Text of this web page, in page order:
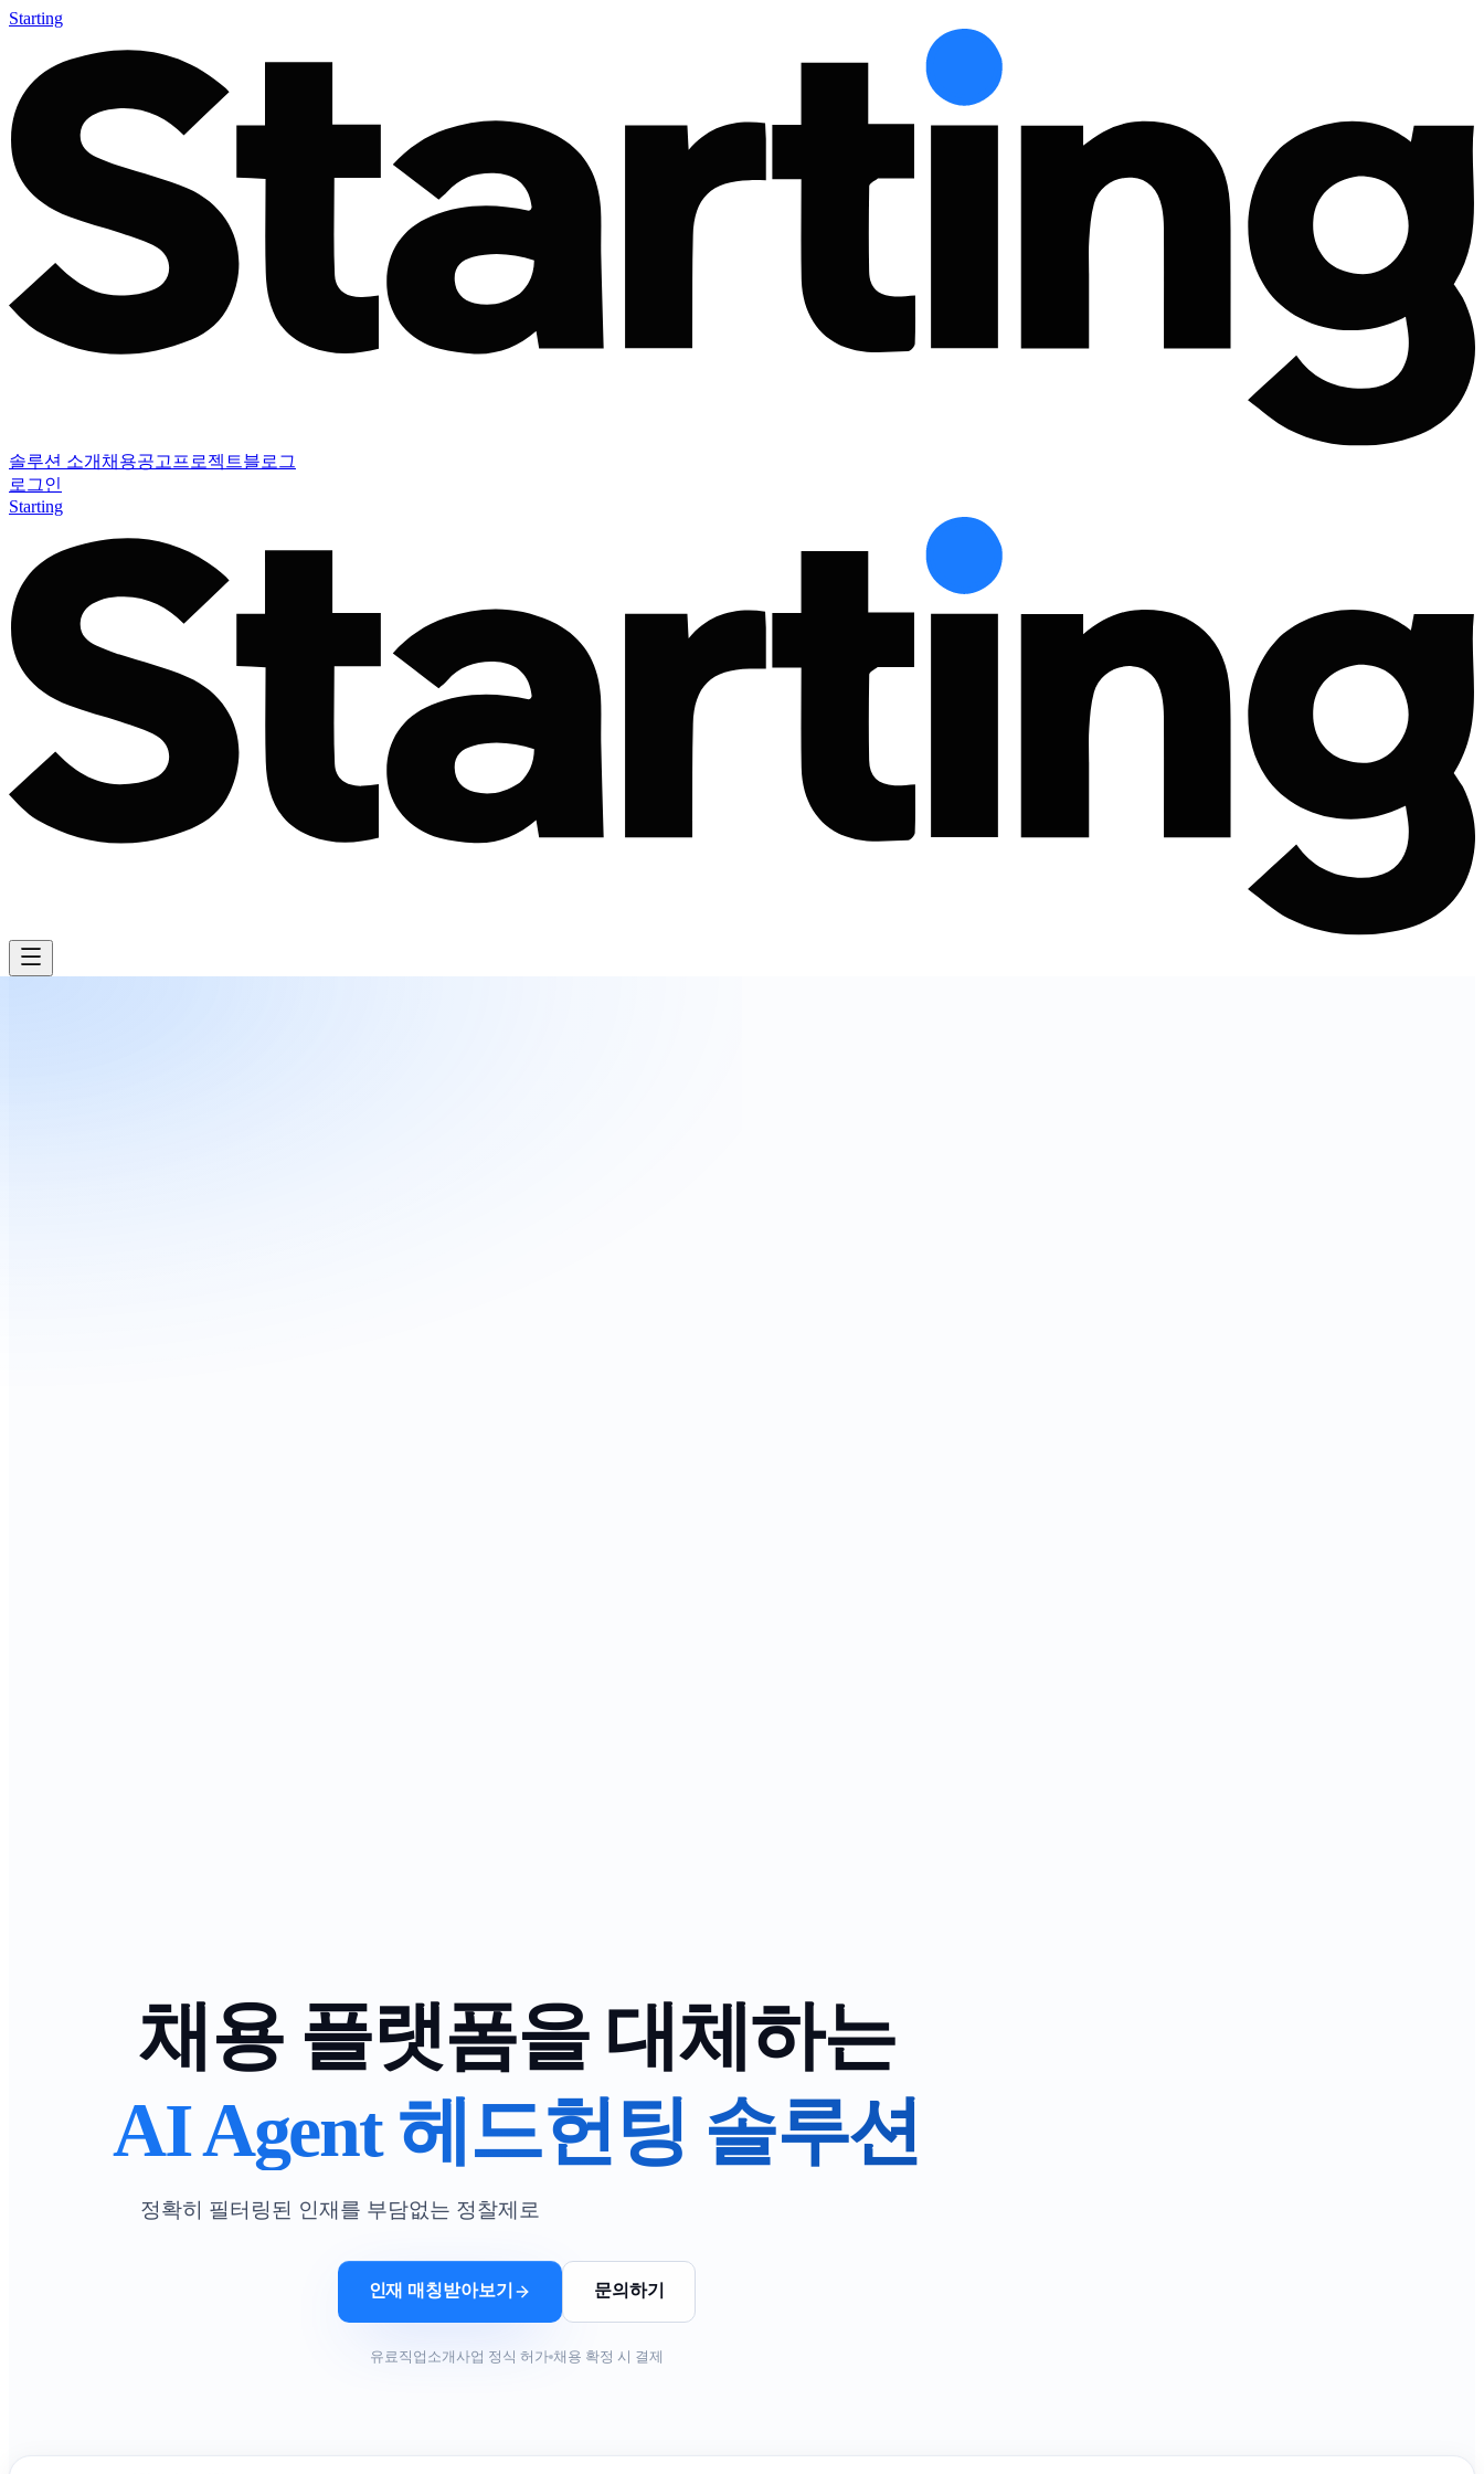
Starting
솔루션 소개채용공고프로젝트블로그
로그인
Starting
채용 플랫폼을 대체하는
AI Agent 헤드헌팅 솔루션
정확히 필터링된 인재를 부담없는 정찰제로
인재 매칭받아보기 문의하기
유료직업소개사업 정식 허가 채용 확정 시 결제